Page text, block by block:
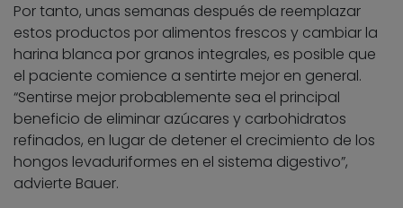
Por tanto, unas semanas después de reemplazar
estos productos por alimentos frescos y cambiar la
harina blanca por granos integrales, es posible que
el paciente comience a sentirte mejor en general.
“Sentirse mejor probablemente sea el principal
beneficio de eliminar azúcares y carbohidratos
refinados, en lugar de detener el crecimiento de los
hongos levaduriformes en el sistema digestivo”,
advierte Bauer.